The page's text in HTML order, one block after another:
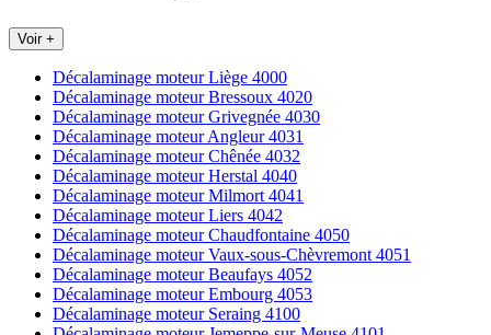
Voir +
Décalaminage moteur Liège 4000
Décalaminage moteur Bressoux 4020
Décalaminage moteur Grivegnée 4030
Décalaminage moteur Angleur 4031
Décalaminage moteur Chênée 4032
Décalaminage moteur Herstal 4040
Décalaminage moteur Milmort 4041
Décalaminage moteur Liers 4042
Décalaminage moteur Chaudfontaine 4050
Décalaminage moteur Vaux-sous-Chèvremont 4051
Décalaminage moteur Beaufays 4052
Décalaminage moteur Embourg 4053
Décalaminage moteur Seraing 4100